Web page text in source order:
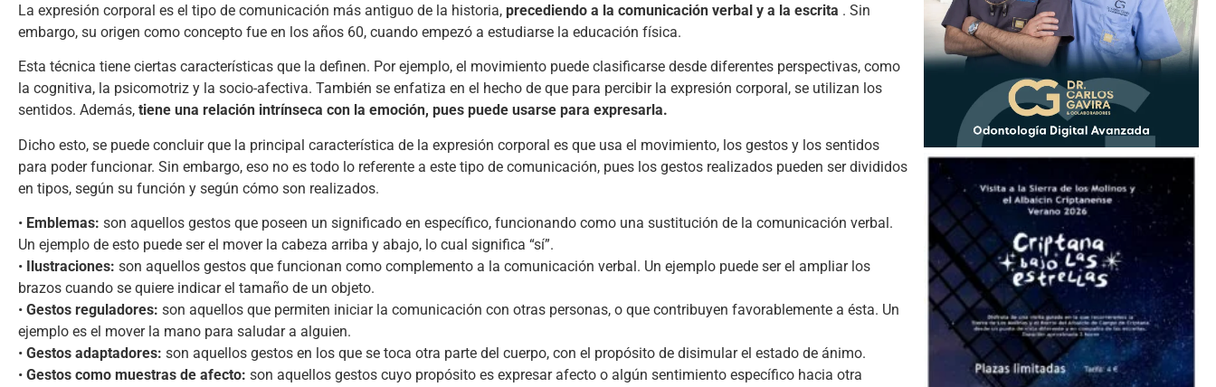
La expresión corporal es el tipo de comunicación más antiguo de la historia, precediendo a la comunicación verbal y a la escrita . Sin
embargo, su origen como concepto fue en los años 60, cuando empezó a estudiarse la educación física.
Esta técnica tiene ciertas características que la definen. Por ejemplo, el movimiento puede clasificarse desde diferentes perspectivas, como
la cognitiva, la psicomotriz y la socio-afectiva. También se enfatiza en el hecho de que para percibir la expresión corporal, se utilizan los
sentidos. Además, tiene una relación intrínseca con la emoción, pues puede usarse para expresarla.
Dicho esto, se puede concluir que la principal característica de la expresión corporal es que usa el movimiento, los gestos y los sentidos
para poder funcionar. Sin embargo, eso no es todo lo referente a este tipo de comunicación, pues los gestos realizados pueden ser divididos
en tipos, según su función y según cómo son realizados.
• Emblemas: son aquellos gestos que poseen un significado en específico, funcionando como una sustitución de la comunicación verbal.
Un ejemplo de esto puede ser el mover la cabeza arriba y abajo, lo cual significa “sí”.
• Ilustraciones: son aquellos gestos que funcionan como complemento a la comunicación verbal. Un ejemplo puede ser el ampliar los
brazos cuando se quiere indicar el tamaño de un objeto.
• Gestos reguladores: son aquellos que permiten iniciar la comunicación con otras personas, o que contribuyen favorablemente a ésta. Un
ejemplo es el mover la mano para saludar a alguien.
• Gestos adaptadores: son aquellos gestos en los que se toca otra parte del cuerpo, con el propósito de disimular el estado de ánimo.
• Gestos como muestras de afecto: son aquellos gestos cuyo propósito es expresar afecto o algún sentimiento específico hacia otra